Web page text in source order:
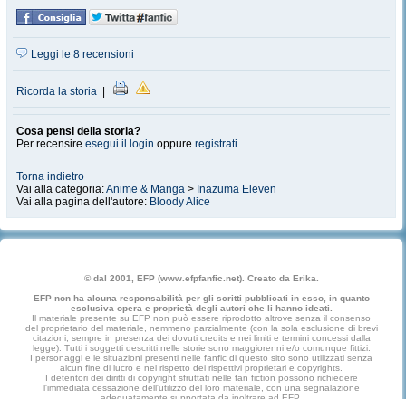
Leggi le 8 recensioni
Ricorda la storia
Cosa pensi della storia?
Per recensire esegui il login oppure registrati.
Torna indietro
Vai alla categoria:Anime & Manga > Inazuma Eleven
Vai alla pagina dell'autore: Bloody Alice
© dal 2001, EFP (www.efpfanfic.net). Creato da Erika.
EFP non ha alcuna responsabilità per gli scritti pubblicati in esso, in quanto
esclusiva opera e proprietà degli autori che li hanno ideati.
Il materiale presente su EFP non può essere riprodotto altrove senza il consenso
del proprietario del materiale, nemmeno parzialmente (con la sola esclusione di brevi
citazioni, sempre in presenza dei dovuti credits e nei limiti e termini concessi dalla
legge). Tutti i soggetti descritti nelle storie sono maggiorenni e/o comunque fittizi.
I personaggi e le situazioni presenti nelle fanfic di questo sito sono utilizzati senza
alcun fine di lucro e nel rispetto dei rispettivi proprietari e copyrights.
I detentori dei diritti di copyright sfruttati nelle fan fiction possono richiedere
l'immediata cessazione dell'utilizzo del loro materiale, con una segnalazione